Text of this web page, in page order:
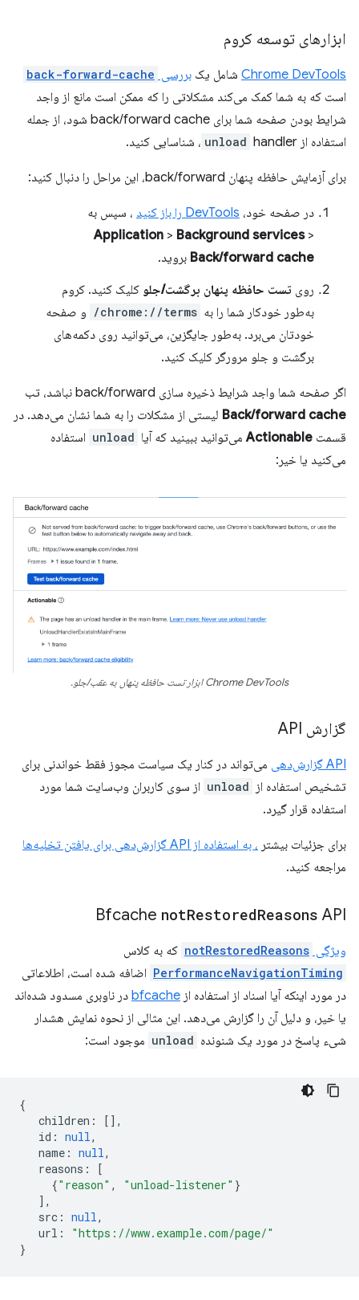
ابزارهای توسعه کروم
Chrome DevTools شامل یک بررسی back-forward-cache
است که به شما کمک می‌کند مشکلاتی را که ممکن است مانع از واجد
شرایط بودن صفحه شما برای back/forward cache شود، از جمله
استفاده از
unload handler، شناسایی کنید.
برای آزمایش حافظه پنهان back/forward، این مراحل را دنبال کنید:
در صفحه خود، DevTools را باز کنید
، سپس به
Application > Background services>
Back/forward cache بروید.
روی تست حافظه پنهان برگشت/جلو کلیک کنید. کروم
به‌طور خودکار شما را به chrome://terms/
و صفحه
خودتان می‌برد. به‌طور جایگزین، می‌توانید روی دکمه‌های
برگشت و جلو مرورگر کلیک کنید.
اگر صفحه شما واجد شرایط ذخیره سازی back/forward نباشد، تب
Back/forward cache لیستی از مشکلات را به شما نشان می‌دهد. در
قسمت Actionableمی‌توانید ببینید که آیا unload استفاده
می‌کنید یا خیر:
Chrome DevTools ابزار تست حافظه پنهان به عقب/جلو.
گزارش API
API گزارش‌دهی
می‌تواند در کنار یک سیاست مجوز فقط خواندنی برای
تشخیص استفاده از unload از سوی کاربران وب‌سایت شما مورد
استفاده قرار گیرد.
برای جزئیات بیشتر ، به استفاده از API گزارش‌دهی برای یافتن تخلیه‌ها
مراجعه کنید.
Bfcache notRestoredReasons API
ویژگی notRestoredReasons که به کلاس
PerformanceNavigationTiming اضافه شده است، اطلاعاتی
در مورد اینکه آیا اسناد از استفاده از bfcache در ناوبری مسدود شده‌اند
یا خیر، و دلیل آن را گزارش می‌دهد. این مثالی از نحوه نمایش هشدار
شیء پاسخ در مورد یک شنونده unload موجود است:
{
children :
[],
id : null,
name : null,
reasons :
[
{"reason" , "unload-listener" }
],
src : null,
url :
"https://www.example.com/page/"
}